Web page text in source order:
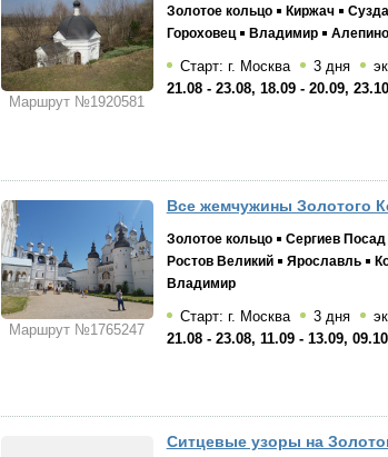
Маршрут №1920581
Золотое кольцо Киржач
Гороховец
Владимир Алепино
Старт: г. Москва 3 дня
21.08 - 23.08, 18.09 - 20.09,
Маршрут №1765247
Все жемчужины Золотого
Золотое кольцо Сергиев Посад
Ростов Великий
Ярославль
Владимир
Старт: г. Москва 3 дня
21.08 - 23.08, 11.09 - 13.09,
Ситцевые узоры на